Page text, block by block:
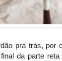
pra trás, por
da parte